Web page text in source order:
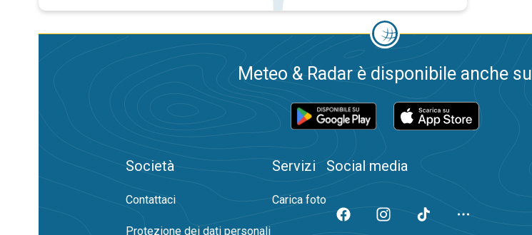
Meteo & Radar è disponibile anche su
Società
Contattaci
Protezione dei dati personali
Servizi
Carica foto
Social media